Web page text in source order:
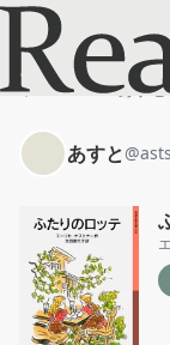
あすと"
ホーム あすと
あすと@